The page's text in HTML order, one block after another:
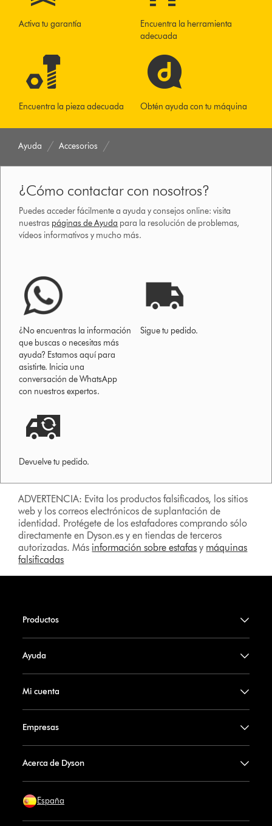
Activa tu garantía
Encuentra la herramienta
adecuada
Encuentra la pieza adecuada Obtén ayuda con tu máquina
Ayuda Accesorios
¿Cómo contactar con nosotros?
Puedes acceder fácilmente a ayuda y consejos online: visita
nuestras páginas de Ayuda para la resolución de problemas,
vídeos informativos y mucho más.
¿No encuentras la información
que buscas o necesitas más
ayuda? Estamos aquí para
asistirte. Inicia una
conversación de WhatsApp
con nuestros expertos.
Sigue tu pedido.
Devuelve tu pedido.
ADVERTENCIA: Evita los productos falsificados, los sitios
web y los correos electrónicos de suplantación de
identidad. Protégete de los estafadores comprando sólo
directamente en Dyson.es y en tiendas de terceros
autorizadas. Más información sobre estafas y máquinas
falsificadas
Productos
Ayuda
Mi cuenta
Empresas
Acerca de Dyson
España